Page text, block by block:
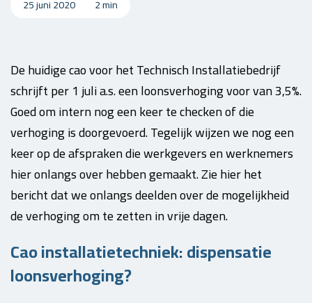
25 juni 2020 2 min
De huidige cao voor het Technisch Installatiebedrijf
schrijft per 1 juli a.s. een loonsverhoging voor van 3,5%.
Goed om intern nog een keer te checken of die
verhoging is doorgevoerd. Tegelijk wijzen we nog een
keer op de afspraken die werkgevers en werknemers
hier onlangs over hebben gemaakt. Zie hier het
bericht dat we onlangs deelden over de mogelijkheid
de verhoging om te zetten in vrije dagen.
Cao installatietechniek: dispensatie
loonsverhoging?